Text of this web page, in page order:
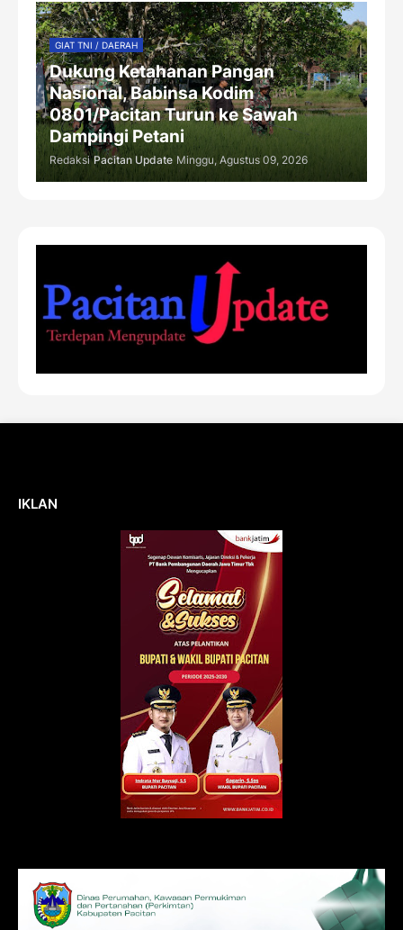
GIAT TNI / DAERAH
Dukung Ketahanan Pangan
Nasional, Babinsa Kodim
0801/Pacitan Turun ke Sawah
Dampingi Petani
Redaksi Pacitan Update Minggu, Agustus 09, 2026
IKLAN